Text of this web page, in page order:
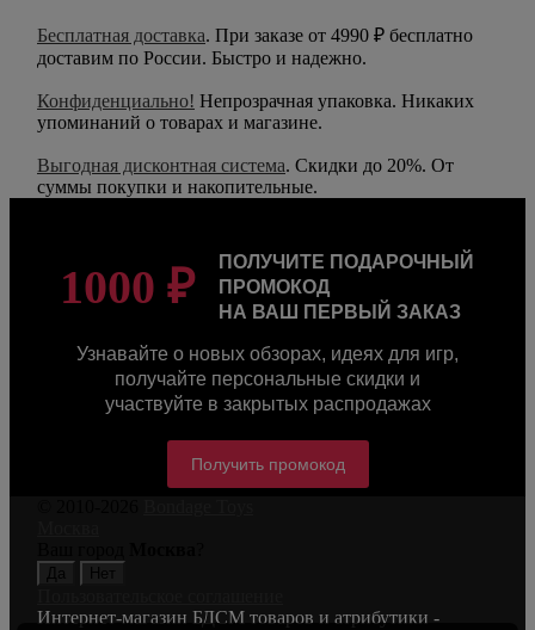
Бесплатная доставка. При заказе от 4990 ₽ бесплатно
доставим по России. Быстро и надежно.
Конфиденциально! Непрозрачная упаковка. Никаких
упоминаний о товарах и магазине.
Выгодная дисконтная система. Скидки до 20%. От
суммы покупки и накопительные.
1000 ₽
ПОЛУЧИТЕ ПОДАРОЧНЫЙ
ПРОМОКОД
НА ВАШ ПЕРВЫЙ ЗАКАЗ
Узнавайте о новых обзорах, идеях для игр,
получайте персональные скидки и
участвуйте в закрытых распродажах
Получить промокод
Интернет-магазин БДСМ товаров и атрибутики -